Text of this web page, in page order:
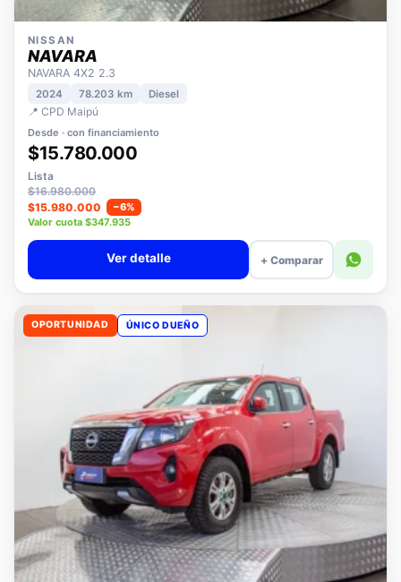
NISSAN
NAVARA
NAVARA 4X2 2.3
2024 78.203 km
📍 CPD Maipú
Desde · con financiamiento
$15.780.000
Lista
$16.980.000
$15.980.000
−6%
Valor cuota $347.935
+ Comparar
OPORTUNIDAD